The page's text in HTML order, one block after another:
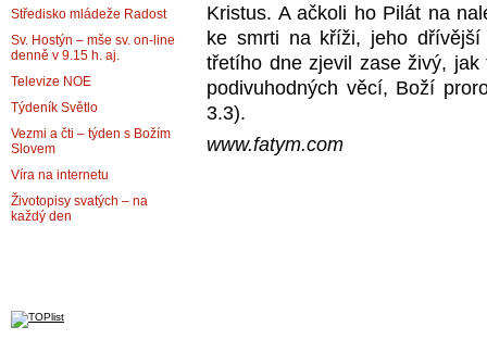
Kristus. A ačkoli ho Pilát na
ke smrti na kříži, jeho
třetího dne zjevil zase živý,
podivuhodných věcí, Boží
3.3).
www.fatym.com
Středisko mládeže Radost
Sv. Hostýn – mše sv. on-line
denně v 9.15 h. aj.
Televize NOE
Týdeník Světlo
Vezmi a čti – týden s Božím
Slovem
Víra na internetu
Životopisy svatých – na
každý den